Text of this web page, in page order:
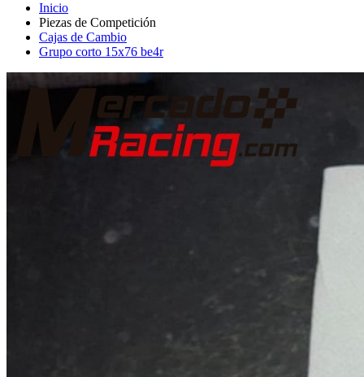
Inicio
Piezas de Competición
Cajas de Cambio
Grupo corto 15x76 be4r